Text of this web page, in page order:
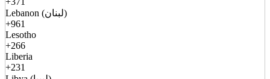
Lebanon (لبنان)
+961
Lesotho
+266
Liberia
+231